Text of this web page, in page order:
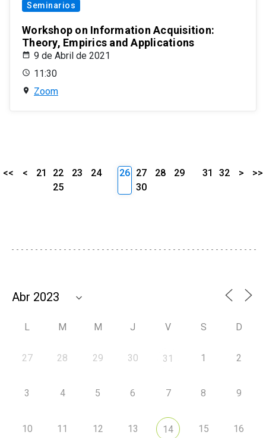
Seminarios
Workshop on Information Acquisition:
Theory, Empirics and Applications
9 de Abril de 2021
11:30
Zoom
<< < 21 22 23
24
25
26 27 28
29
30
31 32 > >>
L M M J V S D
27 28 29 30 31 1 2
3 4 5 6 7 8 9
10 11 12 13 14 15 16